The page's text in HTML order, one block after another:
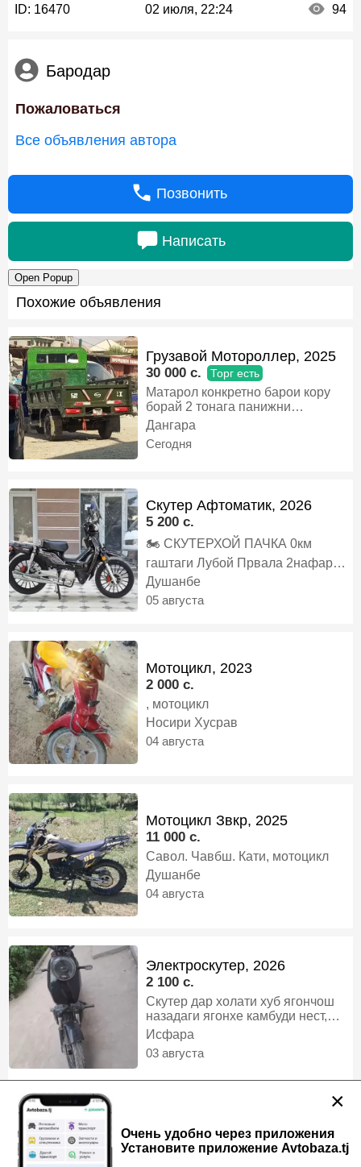
ID: 16470 02 июля, 22:24 94
Бародар
Пожаловаться
Все объявления автора
Позвонить
Написать
Open Popup
×
Очень удобно через приложения
Установите приложение Avtobaza.tj
Похожие объявления
Грузавой Мотороллер, 2025
30 000 c. Торг есть
Матарол конкретно барои кору
борай 2 тонага панижни
Павишени мост матор мошин
камлетасияи фул мегири рахмат
меги, персональный транспортер
Дангара
Сегодня
Скутер Афтоматик, 2026
5 200 c.
🏍️ СКУТЕРХОЙ ПАЧКА 0км
гаштаги Лубой Првала 2нафар
Мерояд Запчаст Устошам Хаст 3л
⛽️ Бензин дар 100км Мегарда То
Душанбе
05 августа
Мотоцикл, 2023
2 000 c.
, мотоцикл
Носири Хусрав
04 августа
Мотоцикл Звкр, 2025
11 000 c.
Савол. Чавбш. Кати, мотоцикл
Душанбе
04 августа
Электроскутер, 2026
2 100 c.
Скутер дар холати хуб ягончош
назадаги ягонхе камбуди нест,
скутер
Исфара
03 августа
10 400 c.
Гурузпадёмаш 700.800кг